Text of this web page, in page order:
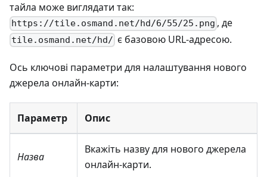
тайла може виглядати так:
https://tile.osmand.net/hd/6/55/25.png , де
tile.osmand.net/hd/ є базовою URL-адресою.
Ось ключові параметри для налаштування нового
джерела онлайн-карти:
Параметр Опис
Назва
Вкажіть назву для нового джерела
онлайн-карти.